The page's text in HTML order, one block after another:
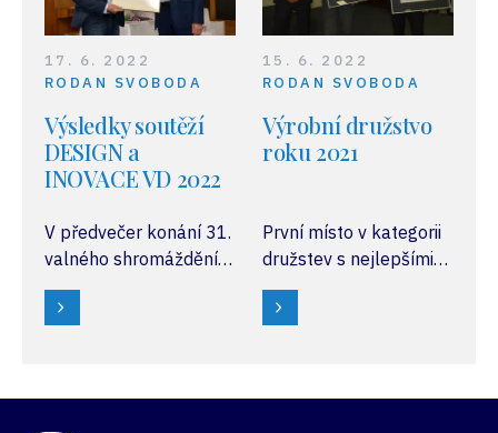
17. 6. 2022
RODAN SVOBODA
Výsledky soutěží
DESIGN a
INOVACE VD 2022
V předvečer konání 31.
valného shromáždění
SČMVD, které se
uskutečnilo v pondělí
15. 6. 2022
RODAN SVOBODA
Výrobní družstvo
roku 2021
První místo v kategorii
družstev s nejlepšími
ekonomickými výsledky
obhájilo